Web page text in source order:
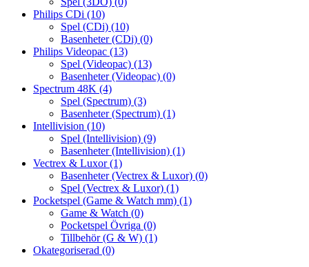
Philips CDi (10)
Spel (CDi) (10)
Basenheter (CDi) (0)
Philips Videopac (13)
Spel (Videopac) (13)
Basenheter (Videopac) (0)
Spectrum 48K (4)
Spel (Spectrum) (3)
Basenheter (Spectrum) (1)
Intellivision (10)
Spel (Intellivision) (9)
Basenheter (Intellivision) (1)
Vectrex & Luxor(1)
Basenheter (Vectrex & Luxor) (0)
Spel (Vectrex & Luxor) (1)
Pocketspel (Game & Watch mm) (1)
Game & Watch (0)
Pocketspel Övriga (0)
Tillbehör (G & W) (1)
Okategoriserad (0)